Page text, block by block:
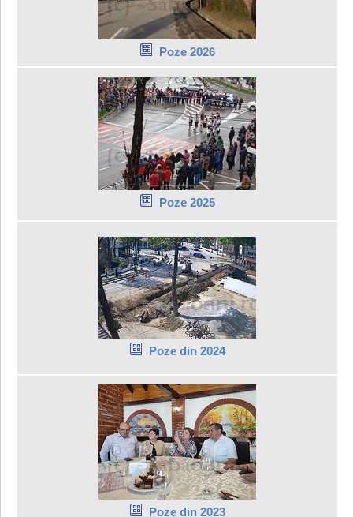
Poze 2026
Poze 2025
Poze din 2024
Poze din 2023